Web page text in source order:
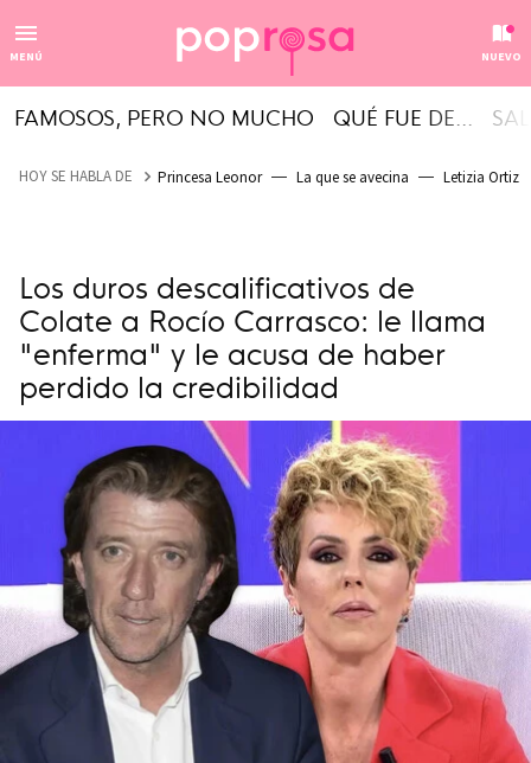
MENÚ NUEVO
FAMOSOS, PERO NO MUCHO QUÉ FUE DE...
HOY SE HABLA DE Princesa Leonor La que se avecina Letizia Ortiz
Los duros descalificativos de
Colate a Rocío Carrasco: le llama
"enferma" y le acusa de haber
perdido la credibilidad